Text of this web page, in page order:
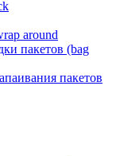
around
пакетов (bag
пакетов